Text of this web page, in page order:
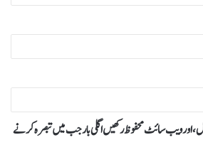
اور ویب سائٹ محفوظ رکھیں اگلی بار جب میں تبصرہ کرنے